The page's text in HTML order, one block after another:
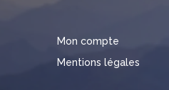
Mon compte
Mentions légales